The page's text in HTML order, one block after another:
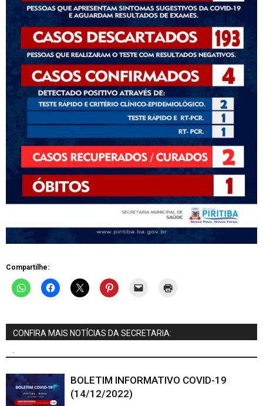
Compartilhe:
CONFIRA MAIS NOTÍCIAS DA SECRETARIA:
BOLETIM INFORMATIVO COVID-19
(14/12/2022)